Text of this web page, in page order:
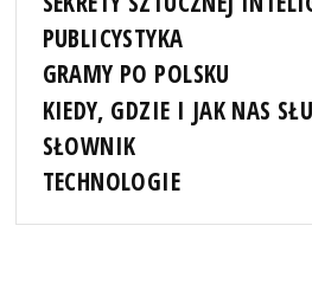
PUBLICYSTYKA
GRAMY PO POLSKU
KIEDY, GDZIE I JAK NAS
SŁOWNIK
TECHNOLOGIE